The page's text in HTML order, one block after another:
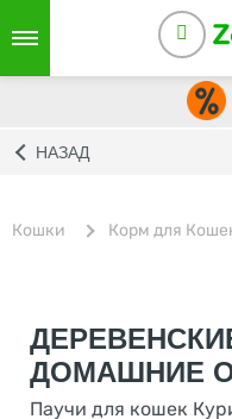
НАЗАД
Кошки Корм для
ДОМАШНИЕ
Паучи для кошек